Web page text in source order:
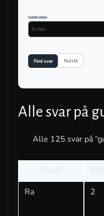
Indeholder
Find svar Nulstil
Alle svar på
Alle 125 svar på
SVAR
Ra
2